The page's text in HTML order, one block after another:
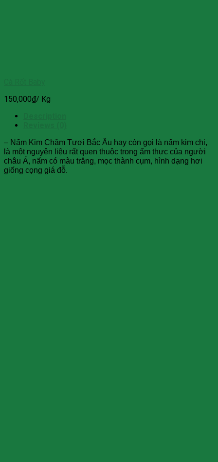
150,000₫/ Kg
– Nấm Kim Châm Tươi Bắc Âu hay còn gọi là nấm kim chi,
là một nguyên liệu rất quen thuộc trong ẩm thực của người
châu Á, nấm có màu trắng, mọc thành cụm, hình dạng hơi
giống cọng giá đỗ.